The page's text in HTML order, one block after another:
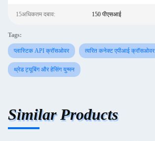
15अधिकतम दबाव: 150 पीएसआई
Tags:
प्लास्टिक API क्रॉसओवर त्वरित कनेक्ट एपीआई क्रॉसओवर
थ्रेड ट्यूबिंग और हेसिंग युग्मन
Similar Products